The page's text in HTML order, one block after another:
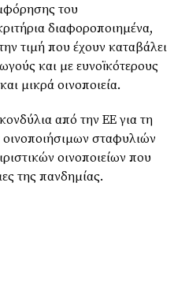
του
διαφοροποιημένα,
τιμή που έχουν καταβάλει
και με ευνοϊκότερους
μικρά οινοποιεία.
από την ΕΕ για τη
σταφυλιών
οινοποιείων που
της πανδημίας.